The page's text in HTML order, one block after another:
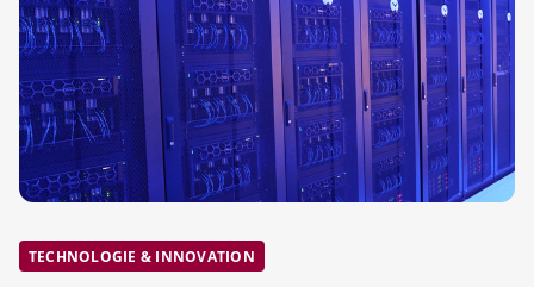
TECHNOLOGIE & INNOVATION